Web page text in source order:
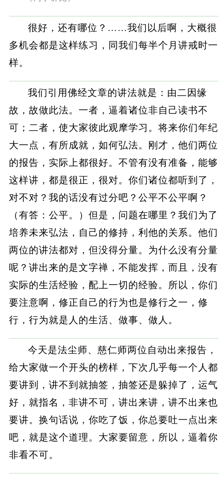
很好，还有哪位？……我们以后啊，大概很
多机会都是这样练习，同我们每半个月讲戒时一
样。
我们引用佛经文章的讲法就是：由二因缘
故，故做此法。一者，逼着诸位非自己读书不
可；二者，使大家彼此观摩学习。将来你们年纪
大一点，有所成就，如何弘法。刚才，他们两位
的报告，实际上都很好。不管有没有准备，能够
这样讲，都是很正，很对。你们诸位都听到了，
对不对？我的话没有过分吧？公平不公平啊？
（有答：公平。）但是，问题在哪里？我们为了
培养未来弘法，自己的修持，利他的关系。他们
两位的讲法都对，但没得分量。为什么没有分量
呢？讲出来的是文字禅，不能发挥，而且，没有
实际的生活经验，配上一切的经验。所以，你们
要注意啊，修正自己的行为也是修行之一，修
行，行为就是人的生活、做事、做人。
今天是法尘师、慈仁师两位自动出来报告，
给大家做一个开头的榜样，下次几乎每一个人都
要讲到，讲不到就抽签，抽签还是躲掉了，运气
好，就指名，非讲不可，讲出来讲，讲不出来也
要讲。换句话说，你吃了饭，你总要吐一点出来
吧，就是这个道理。大家要留意，所以，逼着你
非看不可。